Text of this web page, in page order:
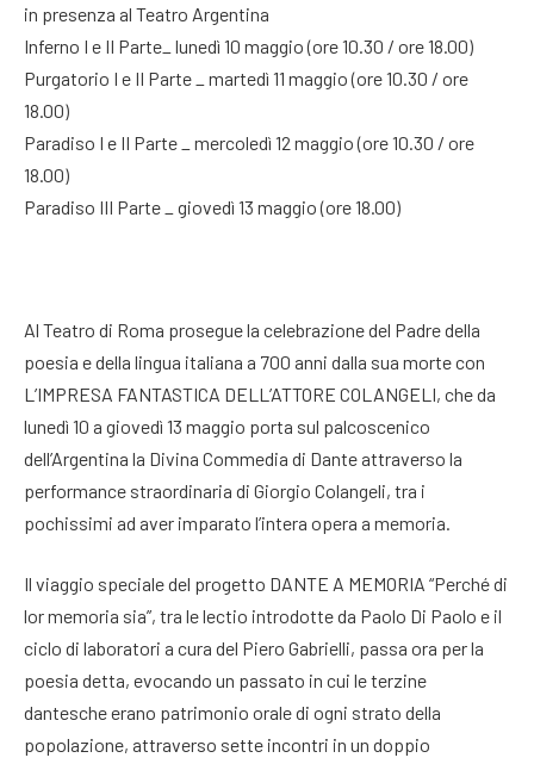
in presenza al Teatro Argentina
Inferno I e II Parte_ lunedì 10 maggio (ore 10.30 / ore 18.00)
Purgatorio I e II Parte _ martedì 11 maggio (ore 10.30 / ore
18.00)
Paradiso I e II Parte _ mercoledì 12 maggio (ore 10.30 / ore
18.00)
Paradiso III Parte _ giovedì 13 maggio (ore 18.00)
Al Teatro di Roma prosegue la celebrazione del Padre della
poesia e della lingua italiana a 700 anni dalla sua morte con
L’IMPRESA FANTASTICA DELL’ATTORE COLANGELI, che da
lunedì 10 a giovedì 13 maggio porta sul palcoscenico
dell’Argentina la Divina Commedia di Dante attraverso la
performance straordinaria di Giorgio Colangeli, tra i
pochissimi ad aver imparato l’intera opera a memoria.
Il viaggio speciale del progetto DANTE A MEMORIA “Perché di
lor memoria sia”, tra le lectio introdotte da Paolo Di Paolo e il
ciclo di laboratori a cura del Piero Gabrielli, passa ora per la
poesia detta, evocando un passato in cui le terzine
dantesche erano patrimonio orale di ogni strato della
popolazione, attraverso sette incontri in un doppio